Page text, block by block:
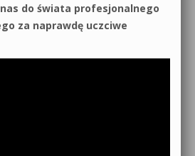
Massive
do świata profesjonalnego
za naprawdę uczciwe